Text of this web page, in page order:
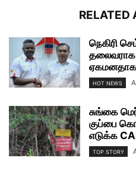
RELATED
நெகிரி
தலைவராக
HOT NEWS
சுங்கை
குப்பை
எடுக்க
TOP STORY